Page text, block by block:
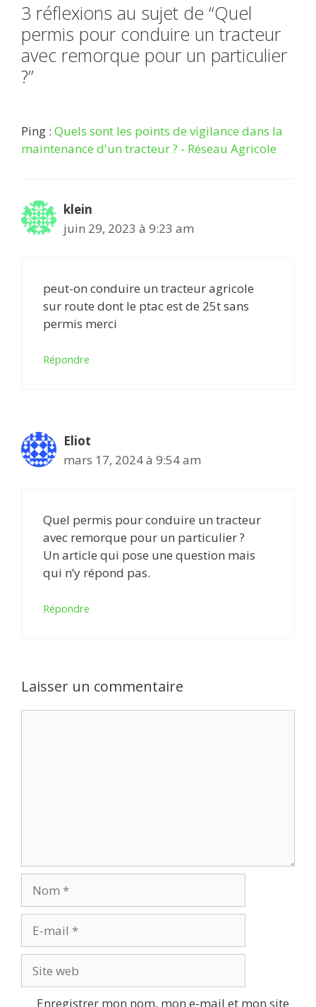
3 réflexions au sujet de “Quel
permis pour conduire un tracteur
avec remorque pour un particulier
?”
Ping : Quels sont les points de vigilance dans la
maintenance d'un tracteur ? - Réseau Agricole
klein
juin 29, 2023 à 9:23 am
peut-on conduire un tracteur agricole
sur route dont le ptac est de 25t sans
permis merci
Répondre
Eliot
mars 17, 2024 à 9:54 am
Quel permis pour conduire un tracteur
avec remorque pour un particulier ?
Un article qui pose une question mais
qui n’y répond pas.
Répondre
Laisser un commentaire
mail
web
Enregistrer mon nom, mon e-mail et mon site